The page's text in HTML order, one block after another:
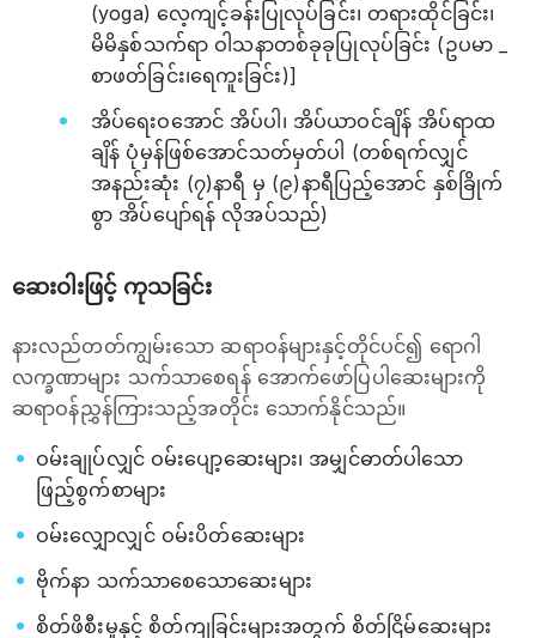
(yoga) လေ့ကျင့်ခန်းပြုလုပ်ခြင်း၊ တရားထိုင်ခြင်း၊
မိမိနှစ်သက်ရာ ဝါသနာတစ်ခုခုပြုလုပ်ခြင်း (ဥပမာ _
စာဖတ်ခြင်း၊ရေကူးခြင်း)]
အိပ်ရေးဝအောင် အိပ်ပါ၊ အိပ်ယာဝင်ချိန် အိပ်ရာထ
ချိန် ပုံမှန်ဖြစ်အောင်သတ်မှတ်ပါ (တစ်ရက်လျှင်
အနည်းဆုံး (၇)နာရီ မှ (၉)နာရီပြည့်အောင် နှစ်ခြိုက်
စွာ အိပ်ပျော်ရန် လိုအပ်သည်)
ဆေးဝါးဖြင့် ကုသခြင်း
နားလည်တတ်ကျွမ်းသော ဆရာဝန်များနှင့်တိုင်ပင်၍ ရောဂါ
လက္ခဏာများ သက်သာစေရန် အောက်ဖော်ပြပါဆေးများကို
ဆရာဝန်ညွှန်ကြားသည့်အတိုင်း သောက်နိုင်သည်။
ဝမ်းချုပ်လျှင် ဝမ်းပျော့ဆေးများ၊ အမျှင်ဓာတ်ပါသော
ဖြည့်စွက်စာများ
ဝမ်းလျှောလျှင် ဝမ်းပိတ်ဆေးများ
ဗိုက်နာ သက်သာစေသောဆေးများ
စိတ်ဖိစီးမှုနှင့် စိတ်ကျခြင်းများအတွက် စိတ်ငြိမ်ဆေးများ